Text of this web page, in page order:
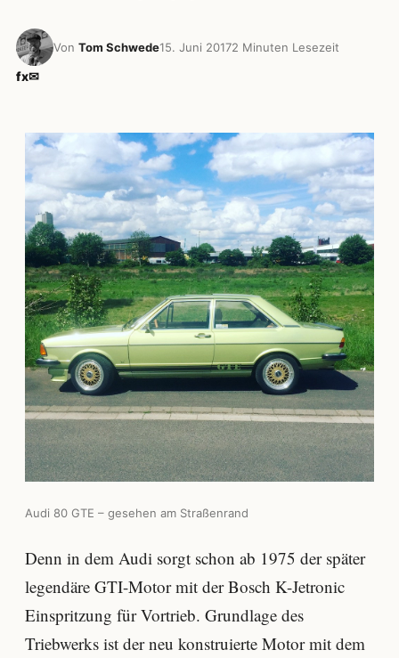
Von Tom Schwede15. Juni 20172 Minuten Lesezeit
fx✉
Audi 80 GTE – gesehen am Straßenrand
Denn in dem Audi sorgt schon ab 1975 der später
legendäre GTI-Motor mit der Bosch K-Jetronic
Einspritzung für Vortrieb. Grundlage des
Triebwerks ist der neu konstruierte Motor mit dem